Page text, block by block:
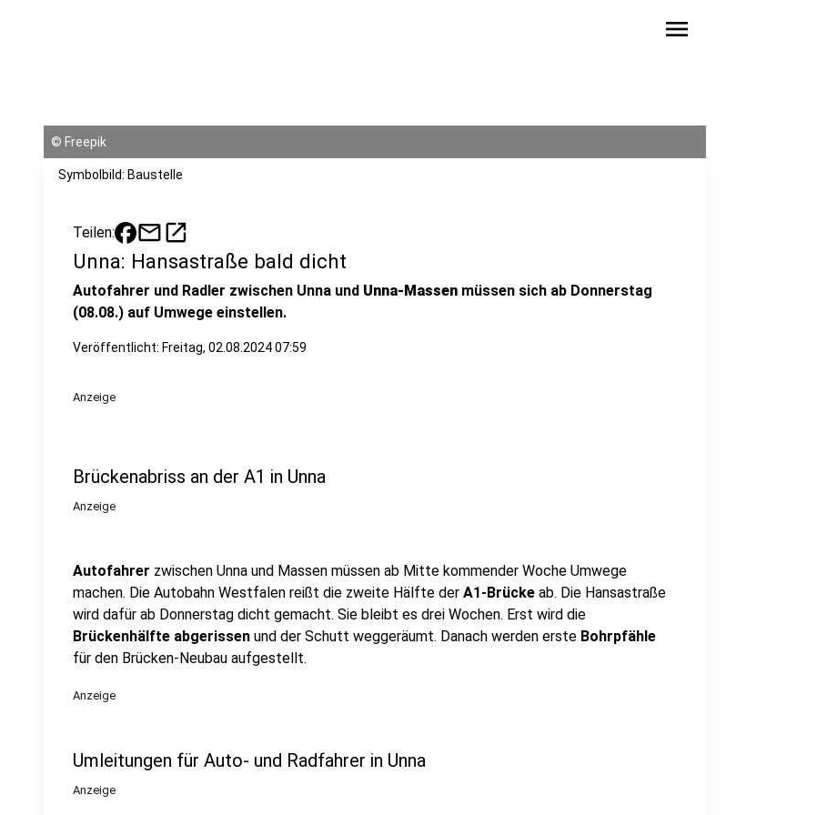
menu
© Freepik
Symbolbild: Baustelle
Teilen: mailopen_in_new
Unna: Hansastraße bald dicht
Autofahrer und Radler zwischen Unna und Unna-Massen müssen sich ab Donnerstag
(08.08.) auf Umwege einstellen.
Veröffentlicht: Freitag, 02.08.2024 07:59
Anzeige
Brückenabriss an der A1 in Unna
Anzeige
Autofahrer zwischen Unna und Massen müssen ab Mitte kommender Woche Umwege
machen. Die Autobahn Westfalen reißt die zweite Hälfte der A1-Brücke ab. Die Hansastraße
wird dafür ab Donnerstag dicht gemacht. Sie bleibt es drei Wochen. Erst wird die
Brückenhälfte abgerissen und der Schutt weggeräumt. Danach werden erste Bohrpfähle
für den Brücken-Neubau aufgestellt.
Anzeige
Umleitungen für Auto- und Radfahrer in Unna
Anzeige